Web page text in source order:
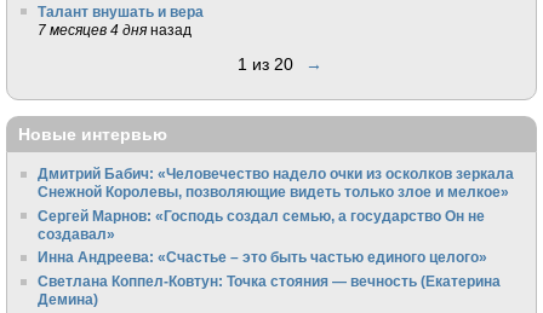
Талант внушать и вера
7 месяцев 4 дня назад
1 из 20 →
Новые интервью
Дмитрий Бабич: «Человечество надело очки из осколков зеркала
Снежной Королевы, позволяющие видеть только злое и мелкое»
Сергей Марнов: «Господь создал семью, а государство Он не
создавал»
Инна Андреева: «Счастье – это быть частью единого целого»
Светлана Коппел-Ковтун: Точка стояния — вечность (Екатерина
Демина)